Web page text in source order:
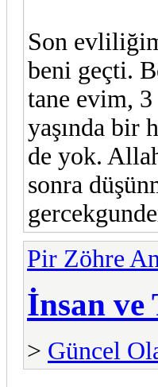
Son
beni geçti.
tane evim,
yaşında bir
de yok.
sonra
Pir Zöhre
İnsan ve
> Güncel